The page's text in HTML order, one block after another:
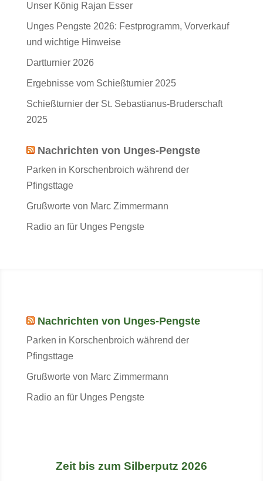
Unser König Rajan Esser
Unges Pengste 2026: Festprogramm, Vorverkauf
und wichtige Hinweise
Dartturnier 2026
Ergebnisse vom Schießturnier 2025
Schießturnier der St. Sebastianus-Bruderschaft
2025
Nachrichten von Unges-Pengste
Parken in Korschenbroich während der
Pfingsttage
Grußworte von Marc Zimmermann
Radio an für Unges Pengste
Nachrichten von Unges-Pengste
Parken in Korschenbroich während der
Pfingsttage
Grußworte von Marc Zimmermann
Radio an für Unges Pengste
Zeit bis zum Silberputz 2026